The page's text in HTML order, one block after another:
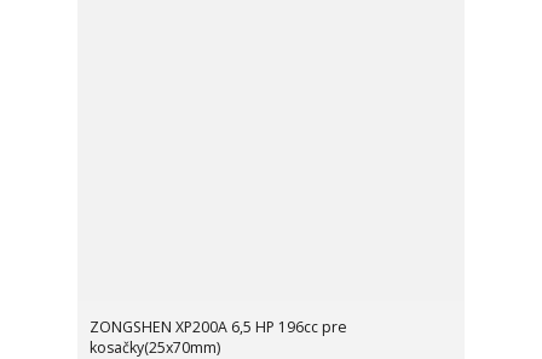
ZONGSHEN XP200A 6,5 HP 196cc pre
kosačky(25x70mm)